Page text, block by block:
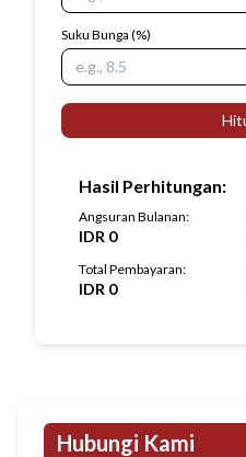
Suku Bunga (%)
Hasil Perhitungan:
Angsuran Bulanan:
IDR 0
Total Pembayaran:
IDR 0
Hubungi Kami